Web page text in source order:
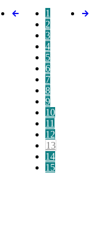
1
2
3
4
5
6
7
8
9
10
11
12
13
14
15